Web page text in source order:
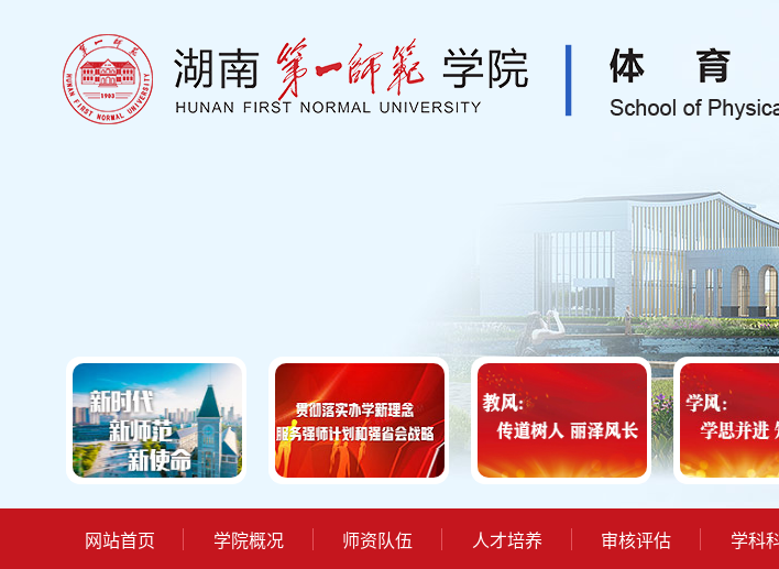
网站首页 学院概况 师资队伍 人才培养 审核评估 学科